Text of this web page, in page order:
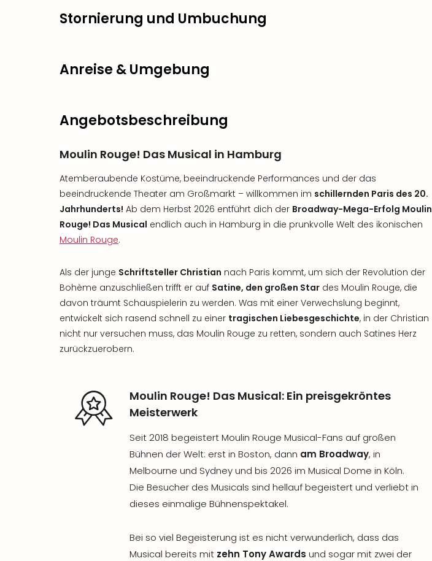
Stornierung und Umbuchung
Anreise & Umgebung
Angebotsbeschreibung
Moulin Rouge! Das Musical in Hamburg
Atemberaubende Kostüme, beeindruckende Performances und der das
beeindruckende Theater am Großmarkt – willkommen im schillernden Paris des 20.
Jahrhunderts! Ab dem Herbst 2026 entführt dich der Broadway-Mega-Erfolg Moulin
Rouge! Das Musical endlich auch in Hamburg in die prunkvolle Welt des ikonischen
Moulin Rouge.
Als der junge Schriftsteller Christian nach Paris kommt, um sich der Revolution der
Bohème anzuschließen trifft er auf Satine, den großen Star des Moulin Rouge, die
davon träumt Schauspielerin zu werden. Was mit einer Verwechslung beginnt,
entwickelt sich rasend schnell zu einer tragischen Liebesgeschichte, in der Christian
nicht nur versuchen muss, das Moulin Rouge zu retten, sondern auch Satines Herz
zurückzuerobern.
Moulin Rouge! Das Musical: Ein preisgekröntes
Meisterwerk
Seit 2018 begeistert Moulin Rouge Musical-Fans auf großen
Bühnen der Welt: erst in Boston, dann am Broadway, in
Melbourne und Sydney und bis 2026 im Musical Dome in Köln.
Die Besucher des Musicals sind hellauf begeistert und verliebt in
dieses einmalige Bühnenspektakel.
Bei so viel Begeisterung ist es nicht verwunderlich, dass das
Musical bereits mit zehn Tony Awards und sogar mit zwei der